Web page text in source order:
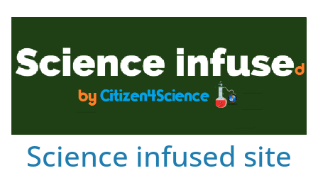
Science infused site